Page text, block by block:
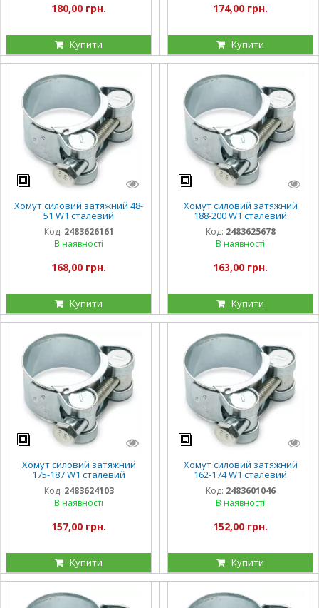
180,00 грн.
Купити
174,00 грн.
Купити
Хомут силовий затяжний 48-
51 W1 сталевий
оцинкований
Код: 2483626161
В наявності
168,00 грн.
Купити
Хомут силовий затяжний
188-200 W1 сталевий
оцинкований
Код: 2483625678
В наявності
163,00 грн.
Купити
Хомут силовий затяжний
175-187 W1 сталевий
оцинкований
Код: 2483624103
В наявності
157,00 грн.
Купити
Хомут силовий затяжний
162-174 W1 сталевий
оцинкований
Код: 2483601046
В наявності
152,00 грн.
Купити